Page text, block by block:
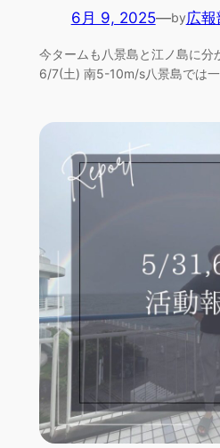
6月 9, 2025—by広報
今タームも八景島と江ノ島に分
6/7(土) 南5-10m/s八景島では